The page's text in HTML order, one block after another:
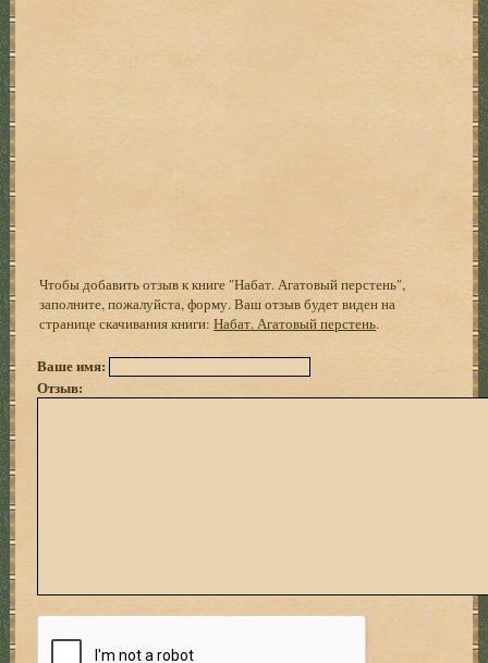
Чтобы добавить отзыв к книге "Набат. Агатовый перстень",
заполните, пожалуйста, форму. Ваш отзыв будет виден на
странице скачивания книги:Набат. Агатовый перстень.
Ваше имя:
Отзыв: